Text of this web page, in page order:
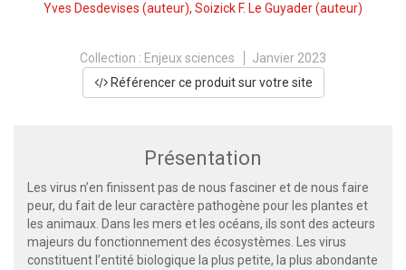
Yves Desdevises (auteur), Soizick F. Le Guyader(auteur)
Collection : Enjeux sciences
Janvier 2023
Référencer ce produit sur votre site
Présentation
Les virus n’en finissent pas de nous fasciner et de nous faire
peur, du fait de leur caractère pathogène pour les plantes et
les animaux. Dans les mers et les océans, ils sont des acteurs
majeurs du fonctionnement des écosystèmes. Les virus
constituent l’entité biologique la plus petite, la plus abondante